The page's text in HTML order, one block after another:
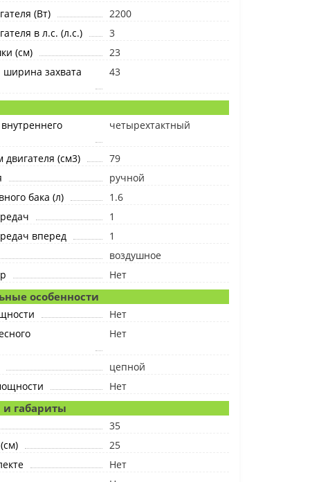
(Вт)
2200
в л.с. (л.с.)
3
(см)
23
захвата
43
четырехтактный
(см3)
79
ручной
бака (л)
1.6
1
вперед
1
воздушное
Нет
особенности
Нет
Нет
цепной
Нет
и габариты
35
25
Нет